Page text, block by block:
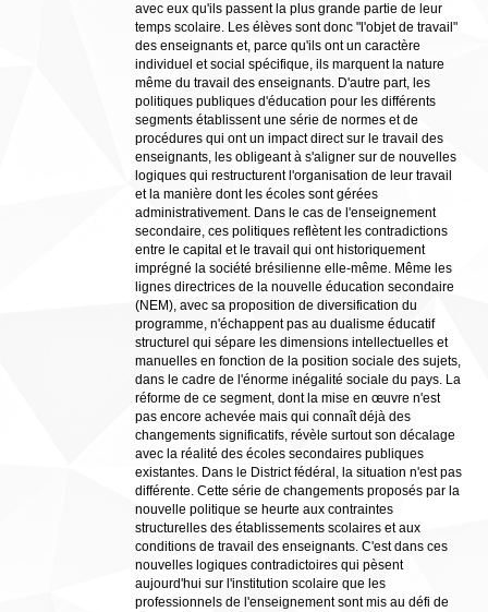
avec eux qu'ils passent la plus grande partie de leur
temps scolaire. Les élèves sont donc "l'objet de travail"
des enseignants et, parce qu'ils ont un caractère
individuel et social spécifique, ils marquent la nature
même du travail des enseignants. D'autre part, les
politiques publiques d'éducation pour les différents
segments établissent une série de normes et de
procédures qui ont un impact direct sur le travail des
enseignants, les obligeant à s'aligner sur de nouvelles
logiques qui restructurent l'organisation de leur travail
et la manière dont les écoles sont gérées
administrativement. Dans le cas de l'enseignement
secondaire, ces politiques reflètent les contradictions
entre le capital et le travail qui ont historiquement
imprégné la société brésilienne elle-même. Même les
lignes directrices de la nouvelle éducation secondaire
(NEM), avec sa proposition de diversification du
programme, n'échappent pas au dualisme éducatif
structurel qui sépare les dimensions intellectuelles et
manuelles en fonction de la position sociale des sujets,
dans le cadre de l'énorme inégalité sociale du pays. La
réforme de ce segment, dont la mise en œuvre n'est
pas encore achevée mais qui connaît déjà des
changements significatifs, révèle surtout son décalage
avec la réalité des écoles secondaires publiques
existantes. Dans le District fédéral, la situation n'est pas
différente. Cette série de changements proposés par la
nouvelle politique se heurte aux contraintes
structurelles des établissements scolaires et aux
conditions de travail des enseignants. C'est dans ces
nouvelles logiques contradictoires qui pèsent
aujourd'hui sur l'institution scolaire que les
professionnels de l'enseignement sont mis au défi de